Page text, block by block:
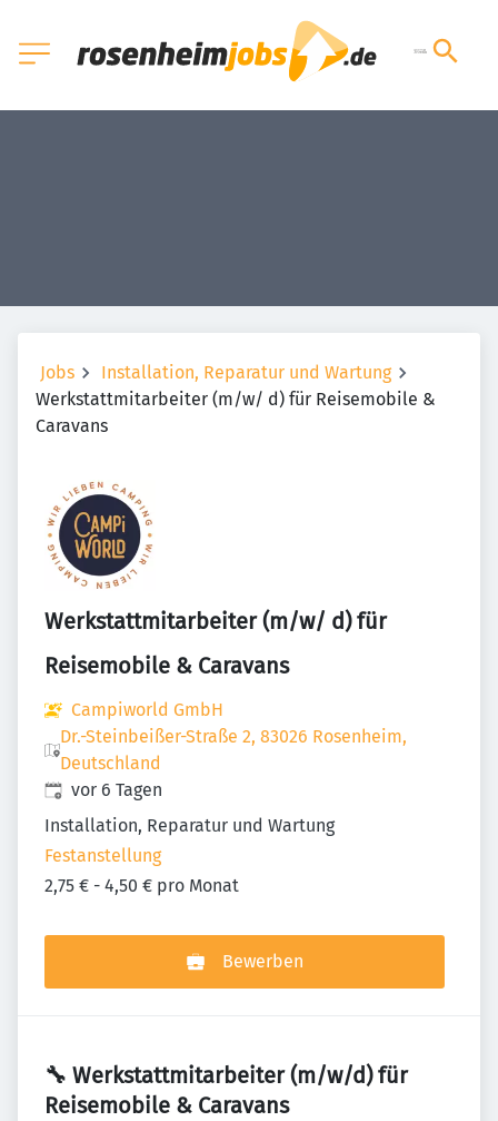
Jobs
Installation, Reparatur und Wartung
Werkstattmitarbeiter (m/w/ d) für Reisemobile &
Caravans
Werkstattmitarbeiter (m/w/ d) für
Reisemobile & Caravans
Campiworld GmbH
Dr.-Steinbeißer-Straße 2, 83026 Rosenheim,
Deutschland
Veröffentlicht:
vor 6 Tagen
Installation, Reparatur und Wartung
Festanstellung
2,75 € - 4,50 € pro Monat
Bewerben
🔧 Werkstattmitarbeiter (m/w/d) für
Reisemobile & Caravans